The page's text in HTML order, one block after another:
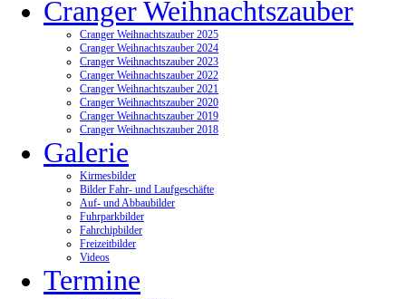
Cranger Weihnachtszauber
Cranger Weihnachtszauber 2025
Cranger Weihnachtszauber 2024
Cranger Weihnachtszauber 2023
Cranger Weihnachtszauber 2022
Cranger Weihnachtszauber 2021
Cranger Weihnachtszauber 2020
Cranger Weihnachtszauber 2019
Cranger Weihnachtszauber 2018
Galerie
Kirmesbilder
Bilder Fahr- und Laufgeschäfte
Auf- und Abbaubilder
Fuhrparkbilder
Fahrchipbilder
Freizeitbilder
Videos
Termine